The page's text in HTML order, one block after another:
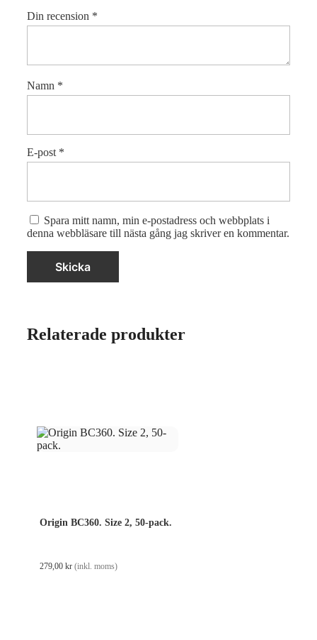
Din recension *
Namn *
E-post *
Spara mitt namn, min e-postadress och webbplats i
denna webbläsare till nästa gång jag skriver en kommentar.
Relaterade produkter
Origin BC360. Size 2, 50-pack.
279,00 kr (inkl. moms)